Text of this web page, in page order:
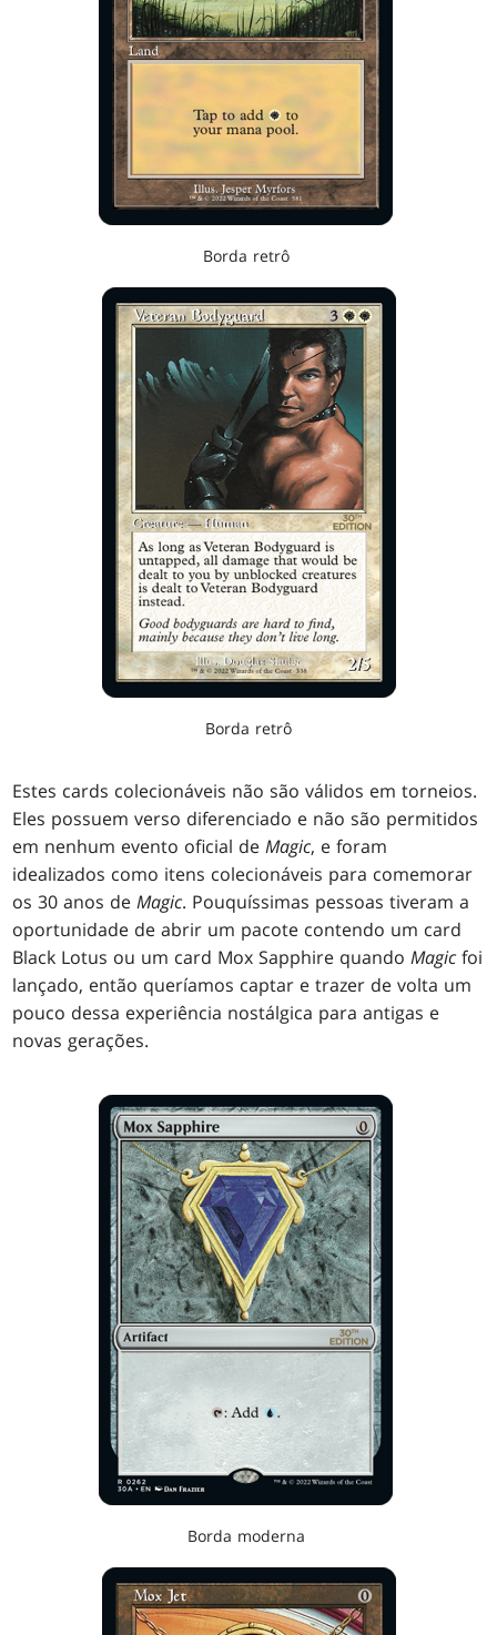
Borda retrô
Borda retrô
Estes cards colecionáveis não são válidos em torneios.
Eles possuem verso diferenciado e não são permitidos
em nenhum evento oficial deMagic, e foram
idealizados como itens colecionáveis para comemorar
os 30 anos deMagic. Pouquíssimas pessoas tiveram a
oportunidade de abrir um pacote contendo um card
Black Lotus ou um card Mox Sapphire quandoMagic foi
lançado, então queríamos captar e trazer de volta um
pouco dessa experiência nostálgica para antigas e
novas gerações.
Borda moderna